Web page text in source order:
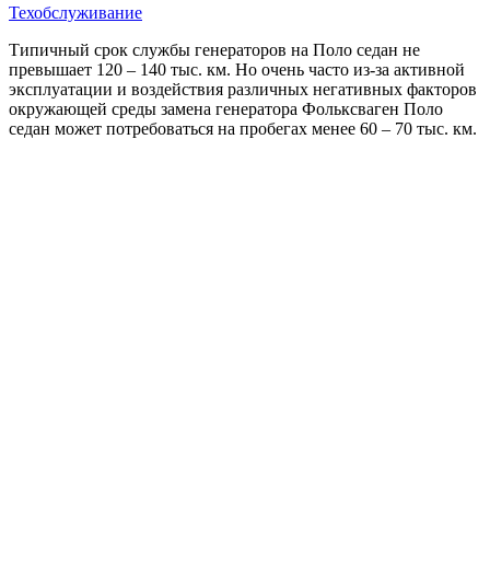
Техобслуживание
Типичный срок службы генераторов на Поло седан не
превышает 120 – 140 тыс. км. Но очень часто из-за активной
эксплуатации и воздействия различных негативных факторов
окружающей среды замена генератора Фольксваген Поло
седан может потребоваться на пробегах менее 60 – 70 тыс. км.